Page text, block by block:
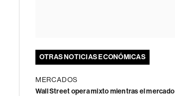
OTRAS NOTICIAS ECONÓMICAS
MERCADOS
Wall Street opera mixto mientras el mercado